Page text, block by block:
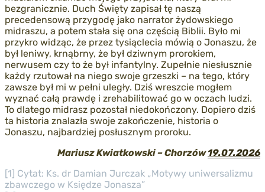
bezgranicznie. Duch Święty zapisał tę naszą
precedensową przygodę jako narrator żydowskiego
midraszu, a potem stała się ona częścią Biblii. Było mi
przykro widząc, że przez tysiąclecia mówią o Jonaszu, że
był leniwy, krnąbrny, że był dziwnym prorokiem,
nerwusem czy to że był infantylny. Zupełnie niesłusznie
każdy rzutował na niego swoje grzeszki – na tego, który
zawsze był mi w pełni uległy. Dziś wreszcie mogłem
wyznać całą prawdę i zrehabilitować go w oczach ludzi.
To dlatego midrasz pozostał niedokończony. Dopiero dziś
ta historia znalazła swoje zakończenie, historia o
Jonaszu, najbardziej posłusznym proroku.
Mariusz Kwiatkowski –Chorzów19.07.2026
[1] Cytat: Ks. dr Damian Jurczak „Motywy uniwersalizmu
zbawczego w Księdze Jonasza”